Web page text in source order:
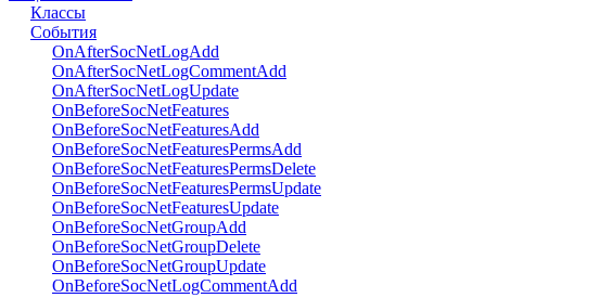
Классы
События
OnAfterSocNetLogAdd
OnAfterSocNetLogCommentAdd
OnAfterSocNetLogUpdate
OnBeforeSocNetFeatures
OnBeforeSocNetFeaturesAdd
OnBeforeSocNetFeaturesPermsAdd
OnBeforeSocNetFeaturesPermsDelete
OnBeforeSocNetFeaturesPermsUpdate
OnBeforeSocNetFeaturesUpdate
OnBeforeSocNetGroupAdd
OnBeforeSocNetGroupDelete
OnBeforeSocNetGroupUpdate
OnBeforeSocNetLogCommentAdd